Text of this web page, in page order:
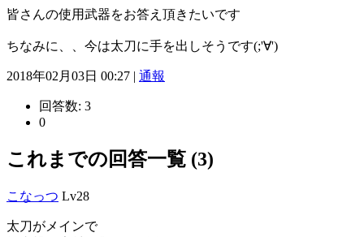
皆さんの使用武器をお答え頂きたいです
ちなみに、、今は太刀に手を出しそうです(;'∀')
2018年02月03日 00:27 | 通報
回答数: 3
0
これまでの回答一覧 (3)
こなっつ Lv28
太刀がメインで